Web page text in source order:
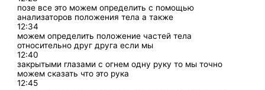
позе все это можем определить с помощью
анализаторов положения тела а также
12:34
можем определить положение частей тела
относительно друг друга если мы
12:40
закрытыми глазами с огнем одну руку то мы точно
можем сказать что это рука
12:45